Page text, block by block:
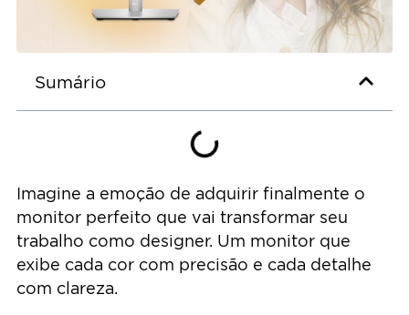
Sumário
Imagine a emoção de adquirir finalmente o
monitor perfeito que vai transformar seu
trabalho como designer. Um monitor que
exibe cada cor com precisão e cada detalhe
com clareza.